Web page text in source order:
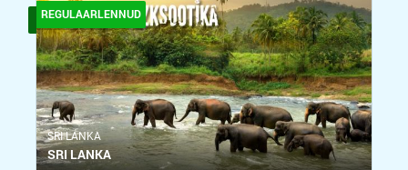
REGULAARLENNUD
SRI LANKA
SRI LANKA